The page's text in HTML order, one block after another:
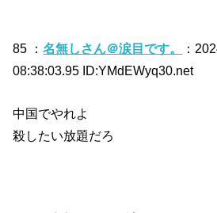
85 ：名無しさん＠涙目です。
：
08:38:03.95 ID:YMdEWyq30.net
中国でやれよ
殺したい放題だろ